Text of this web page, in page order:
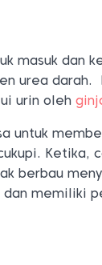
masuk dan
urea darah.
urin oleh
untuk
Ketika,
berbau
memiliki